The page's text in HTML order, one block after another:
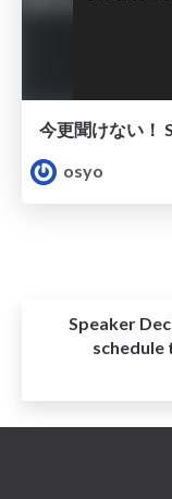
osyo
Speaker
schedule